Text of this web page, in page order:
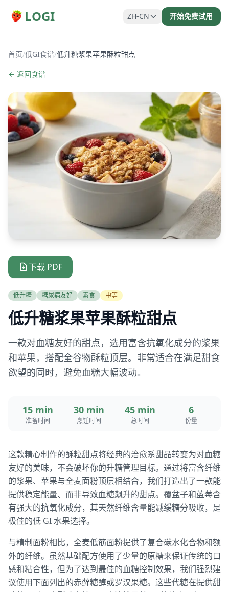
LOGI ZH-CN 开始免费试用
首页/低GI食谱/低升糖浆果苹果酥粒甜点
← 返回食谱
下载 PDF
低升糖 糖尿病友好 素食 中等
低升糖浆果苹果酥粒甜点
一款对血糖友好的甜点，选用富含抗氧化成分的浆果
和苹果，搭配全谷物酥粒顶层。非常适合在满足甜食
欲望的同时，避免血糖大幅波动。
15 min
准备时间
30 min
烹饪时间
45 min
总时间
6
份量
这款精心制作的酥粒甜点将经典的治愈系甜品转变为对血糖
友好的美味，不会破坏你的升糖管理目标。通过将富含纤维
的浆果、苹果与全麦面粉顶层相结合，我们打造出了一款能
提供稳定能量、而非导致血糖飙升的甜点。覆盆子和蓝莓含
有强大的抗氧化成分，其天然纤维含量能减缓糖分吸收，是
极佳的低 GI 水果选择。
与精制面粉相比，全麦低筋面粉提供了复合碳水化合物和额
外的纤维。虽然基础配方使用了少量的原糖来保证传统的口
感和粘合性，但为了达到最佳的血糖控制效果，我们强烈建
议使用下面列出的赤藓糖醇或罗汉果糖。这些代糖在提供甜